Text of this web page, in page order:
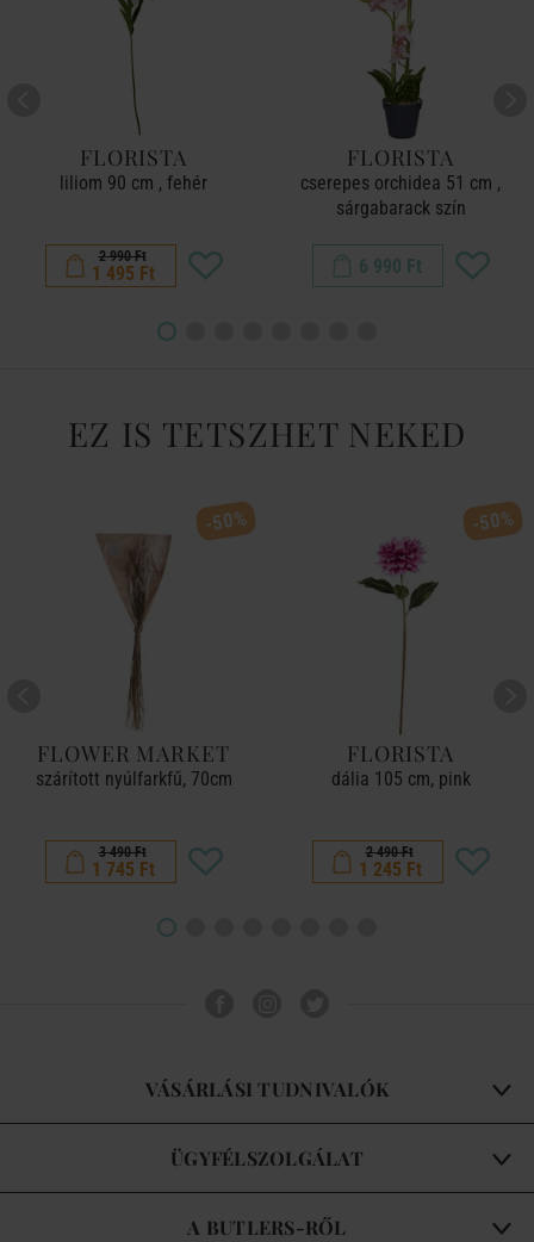
FLORISTA
liliom 90 cm , fehér
2 990 Ft
1 495 Ft
FLORISTA
cserepes orchidea 51 cm ,
sárgabarack szín
6 990 Ft
EZ IS TETSZHET NEKED
-50%
FLOWER MARKET
szárított nyúlfarkfű, 70cm
3 490 Ft
1 745 Ft
-50%
FLORISTA
dália 105 cm, pink
2 490 Ft
1 245 Ft
VÁSÁRLÁSI TUDNIVALÓK
ÜGYFÉLSZOLGÁLAT
A BUTLERS-RŐL